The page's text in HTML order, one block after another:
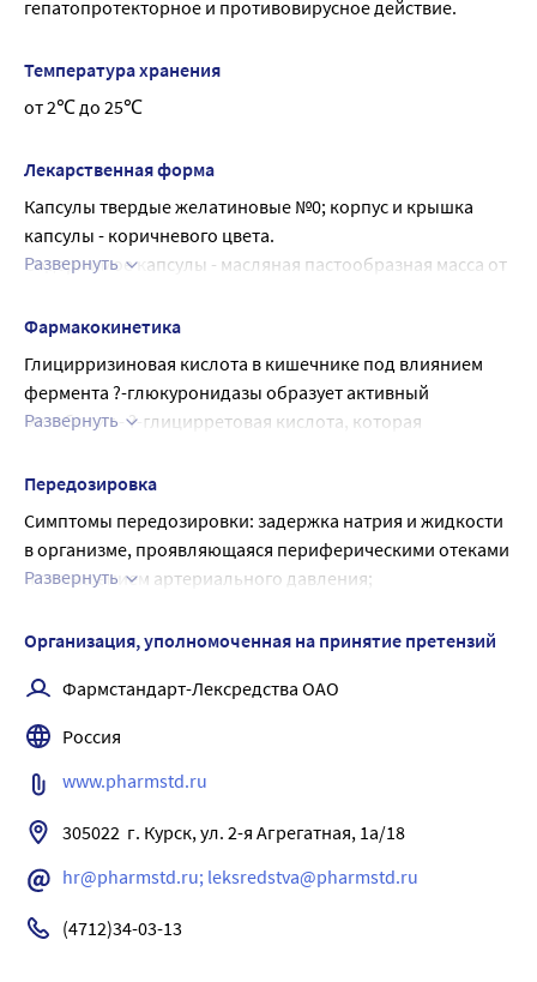
гепатопротекторное и противовирусное действие.
Температура хранения
от 2℃ до 25℃
Лекарственная форма
Капсулы твердые желатиновые №0; корпус и крышка
капсулы - коричневого цвета.
Содержимое капсулы - масляная пастообразная масса от
слабым специфическим запахом.
Развернуть
Фармакокинетика
Глицирризиновая кислота в кишечнике под влиянием
фермента ?-глюкуронидазы образует активный
метаболит - ?-глицирретовая кислота, которая
В крови ?-глицирретовая кислота связывается с
в печень. Выделение ? -глицирретовой кислоты
происходит преимущественно с желчью, в остаточном
количестве - с мочой.
улучшают липофильные свойства глицирризиновой
кислоты, увеличивая интенсивность и скорость ее
Развернуть
Передозировка
Симптомы передозировки: задержка натрия и жидкости
в организме, проявляющаяся периферическими отеками
и повышением артериального давления;
Лечение: в зависимости от выраженности симптомов
и/или назначить спиронолактон по 50-100 мг в сутки.
Развернуть
Организация, уполномоченная на принятие претензий
Фармстандарт-Лексредства ОАО
Россия
www.pharmstd.ru
305022  г. Курск, ул. 2-я Агрегатная, 1а/18
hr@pharmstd.ru; leksredstva@pharmstd.ru
(4712)34-03-13